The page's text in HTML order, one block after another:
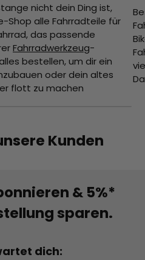
nicht dein Ding ist,
Shop alle Fahrradteile für
das passende
Fahrradwerkzeug-
bestellen, um dir ein
oder dein altes
flott zu machen
Kunden
& 5%*
sparen.
dich: